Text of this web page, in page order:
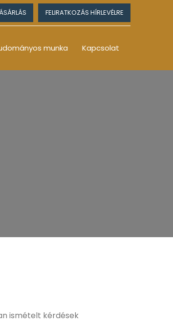
FELIRATKOZÁS HÍRLEVÉLRE
munka Kapcsolat
ismételt kérdések